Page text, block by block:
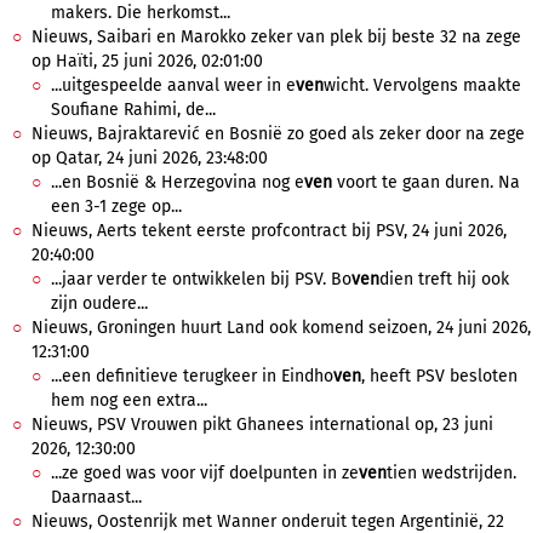
makers. Die herkomst...
Nieuws, Saibari en Marokko zeker van plek bij beste 32 na zege
op Haïti, 25 juni 2026, 02:01:00
...uitgespeelde aanval weer in evenwicht. Vervolgens maakte
Soufiane Rahimi, de...
Nieuws, Bajraktarević en Bosnië zo goed als zeker door na zege
op Qatar, 24 juni 2026, 23:48:00
...en Bosnië & Herzegovina nog even voort te gaan duren. Na
een 3-1 zege op...
Nieuws, Aerts tekent eerste profcontract bij PSV, 24 juni 2026,
20:40:00
...jaar verder te ontwikkelen bij PSV. Bovendien treft hij ook
zijn oudere...
Nieuws, Groningen huurt Land ook komend seizoen, 24 juni 2026,
12:31:00
...een definitieve terugkeer in Eindhoven, heeft PSV besloten
hem nog een extra...
Nieuws, PSV Vrouwen pikt Ghanees international op, 23 juni
2026, 12:30:00
...ze goed was voor vijf doelpunten in zeventien wedstrijden.
Daarnaast...
Nieuws, Oostenrijk met Wanner onderuit tegen Argentinië, 22